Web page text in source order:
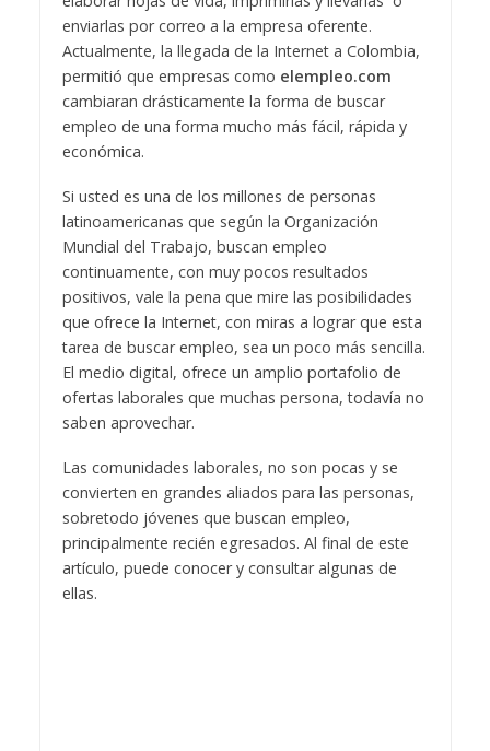
enviarlas por correo a la empresa oferente.
Actualmente, la llegada de la Internet a Colombia,
permitió que empresas como elempleo.com
cambiaran drásticamente la forma de buscar
empleo de una forma mucho más fácil, rápida y
económica.
Si usted es una de los millones de personas
latinoamericanas que según la Organización
Mundial del Trabajo, buscan empleo
continuamente, con muy pocos resultados
positivos, vale la pena que mire las posibilidades
que ofrece la Internet, con miras a lograr que esta
tarea de buscar empleo, sea un poco más sencilla.
El medio digital, ofrece un amplio portafolio de
ofertas laborales que muchas persona, todavía no
saben aprovechar.
Las comunidades laborales, no son pocas y se
convierten en grandes aliados para las personas,
sobretodo jóvenes que buscan empleo,
principalmente recién egresados. Al final de este
artículo, puede conocer y consultar algunas de
ellas.